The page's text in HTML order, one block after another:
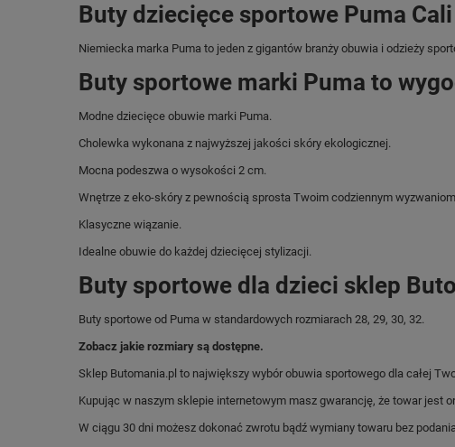
Buty dziecięce sportowe Puma
Niemiecka marka Puma to jeden z gigantów branży obuwia i odzieży
Buty sportowe marki Puma to
Modne dziecięce obuwie marki Puma.
Cholewka wykonana z najwyższej jakości skóry ekologicznej.
Mocna podeszwa o wysokości 2 cm.
Wnętrze z eko-skóry z pewnością sprosta Twoim codziennym
Klasyczne wiązanie.
Idealne obuwie do każdej dziecięcej stylizacji.
Buty sportowe dla dzieci sklep
Buty sportowe od Puma w standardowych rozmiarach 28, 29, 30, 32.
Zobacz jakie rozmiary są dostępne.
Sklep Butomania.pl to największy wybór obuwia sportowego dla całej
Kupując w naszym sklepie internetowym masz gwarancję, że towar jest
W ciągu 30 dni możesz dokonać zwrotu bądź wymiany towaru bez